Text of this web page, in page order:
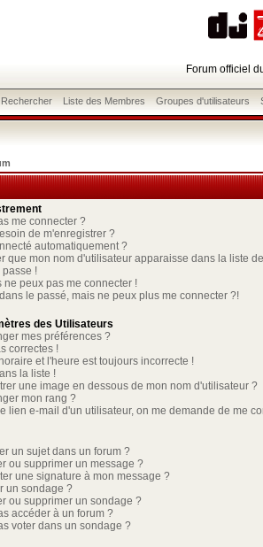
Forum officiel
Rechercher Liste des Membres Groupes d'utilisateurs
me connecter ?
de m'enregistrer ?
automatiquement ?
que mon nom d'utilisateur apparaisse dans la liste
passe !
ne peux pas me connecter !
le passé, mais ne peux plus me connecter ?!
des Utilisateurs
mes préférences ?
correctes !
et l'heure est toujours incorrecte !
la liste !
une image en dessous de mon nom d'utilisateur ?
mon rang ?
lien e-mail d'un utilisateur, on me demande de me
un sujet dans un forum ?
ou supprimer un message ?
une signature à mon message ?
un sondage ?
ou supprimer un sondage ?
accéder à un forum ?
voter dans un sondage ?